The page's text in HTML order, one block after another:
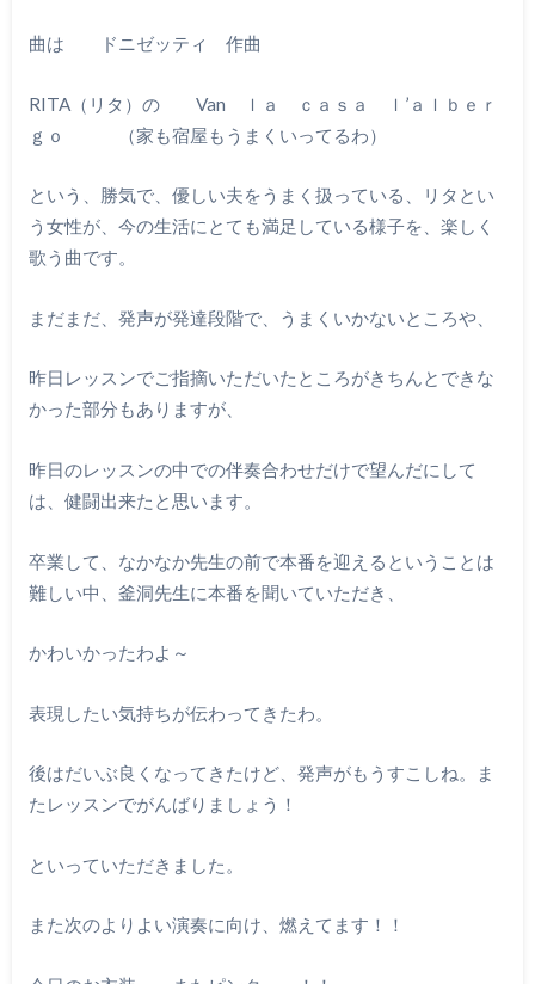
曲は ドニゼッティ 作曲
RITA（リタ）の Van ｌａ ｃａｓａ ｌ’ａｌｂｅｒ
ｇｏ （家も宿屋もうまくいってるわ）
という、勝気で、優しい夫をうまく扱っている、リタとい
う女性が、今の生活にとても満足している様子を、楽しく
歌う曲です。
まだまだ、発声が発達段階で、うまくいかないところや、
昨日レッスンでご指摘いただいたところがきちんとできな
かった部分もありますが、
昨日のレッスンの中での伴奏合わせだけで望んだにして
は、健闘出来たと思います。
卒業して、なかなか先生の前で本番を迎えるということは
難しい中、釜洞先生に本番を聞いていただき、
かわいかったわよ～
表現したい気持ちが伝わってきたわ。
後はだいぶ良くなってきたけど、発声がもうすこしね。ま
たレッスンでがんばりましょう！
といっていただきました。
また次のよりよい演奏に向け、燃えてます！！